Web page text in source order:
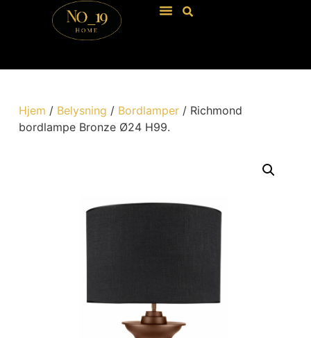
Hjem / Belysning / Bordlamper/ Richmond
bordlampe Bronze Ø24 H99.